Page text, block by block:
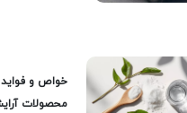
خواص و فواید
محصولات